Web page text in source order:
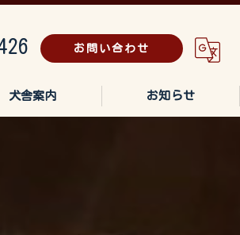
お問い合わせ
犬舎案内 お知らせ